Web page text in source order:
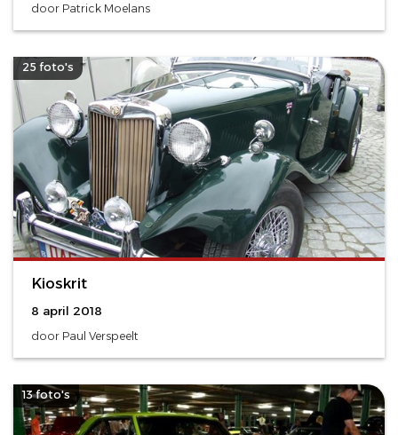
door Patrick Moelans
25 foto's
Kioskrit
8 april 2018
door Paul Verspeelt
13 foto's